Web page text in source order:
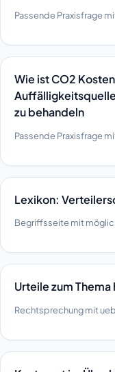
Passende Praxisfrage
Wie ist CO2
zu behandeln
Passende Praxisfrage
Lexikon:
Begriffsseite mit
Urteile zum
Rechtsprechung mit